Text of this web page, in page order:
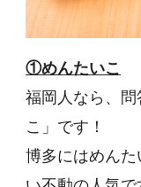
①めんたいこ
福岡人なら、
こ」です！
博多にはめんた